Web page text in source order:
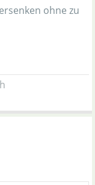
ohne zu